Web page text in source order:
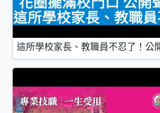
這所學校家長、教職員不忍了！公